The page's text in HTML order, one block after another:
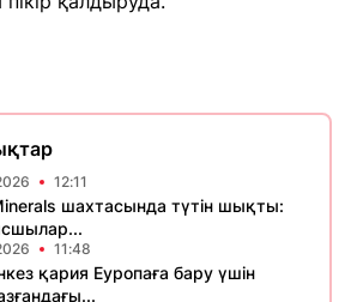
12:11
шахтасында түтін шықты:
11:48
қария Еуропаға бару үшін